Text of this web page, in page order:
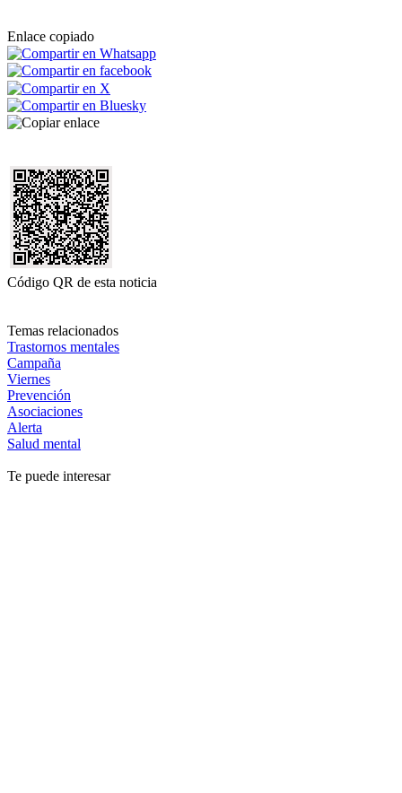
Enlace copiado
Código QR de esta noticia
Temas relacionados
Trastornos mentales
Campaña
Viernes
Prevención
Asociaciones
Alerta
Salud mental
Te puede interesar